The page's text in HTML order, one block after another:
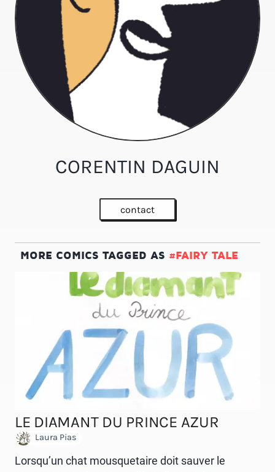
CORENTIN DAGUIN
contact
MORE COMICS TAGGED AS #FAIRY TALE
LE DIAMANT DU PRINCE AZUR
Laura Pias
Lorsqu’un chat mousquetaire doit sauver le